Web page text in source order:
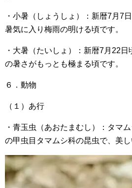
・小暑（しょうしょ）：新暦7月7
暑気に入り梅雨の明ける頃です。
・大暑（たいしょ）：新暦7月22
の暑さがもっとも極まる頃です。
６．動物
（１）あ行
・青玉虫（あおたまむし）：タマ
の甲虫目タマムシ科の昆虫で、美し